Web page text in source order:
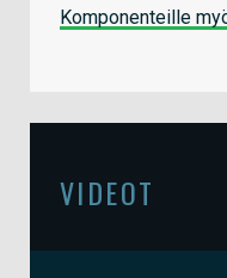
Komponenteille
VIDEOT